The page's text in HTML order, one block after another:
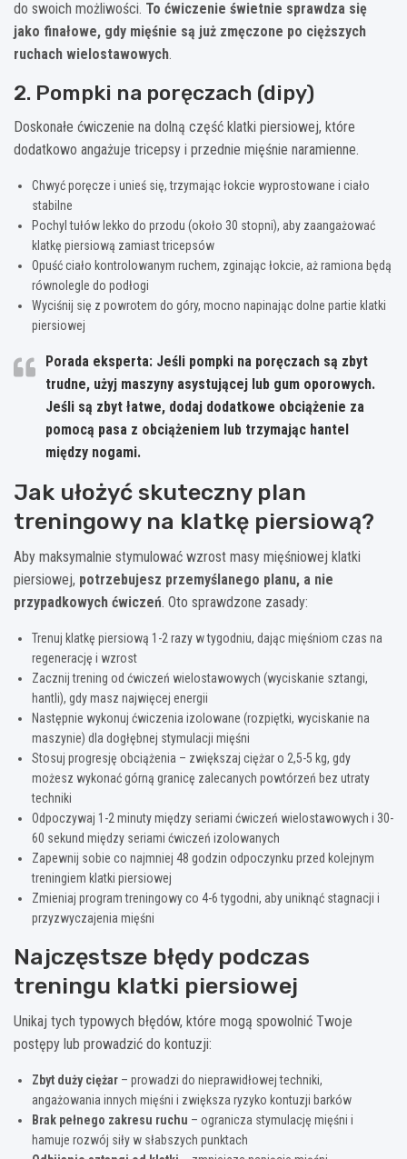
do swoich możliwości. To ćwiczenie świetnie sprawdza się
jako finałowe, gdy mięśnie są już zmęczone po cięższych
ruchach wielostawowych.
2. Pompki na poręczach (dipy)
Doskonałe ćwiczenie na dolną część klatki piersiowej, które
dodatkowo angażuje tricepsy i przednie mięśnie naramienne.
Chwyć poręcze i unieś się, trzymając łokcie wyprostowane i ciało
stabilne
Pochyl tułów lekko do przodu (około 30 stopni), aby zaangażować
klatkę piersiową zamiast tricepsów
Opuść ciało kontrolowanym ruchem, zginając łokcie, aż ramiona będą
równolegle do podłogi
Wyciśnij się z powrotem do góry, mocno napinając dolne partie klatki
piersiowej
Porada eksperta: Jeśli pompki na poręczach są zbyt
trudne, użyj maszyny asystującej lub gum oporowych.
Jeśli są zbyt łatwe, dodaj dodatkowe obciążenie za
pomocą pasa z obciążeniem lub trzymając hantel
między nogami.
Jak ułożyć skuteczny plan
treningowy na klatkę piersiową?
Aby maksymalnie stymulować wzrost masy mięśniowej klatki
piersiowej, potrzebujesz przemyślanego planu, a nie
przypadkowych ćwiczeń. Oto sprawdzone zasady:
Trenuj klatkę piersiową 1-2 razy w tygodniu, dając mięśniom czas na
regenerację i wzrost
Zacznij trening od ćwiczeń wielostawowych (wyciskanie sztangi,
hantli), gdy masz najwięcej energii
Następnie wykonuj ćwiczenia izolowane (rozpiętki, wyciskanie na
maszynie) dla dogłębnej stymulacji mięśni
Stosuj progresję obciążenia – zwiększaj ciężar o 2,5-5 kg, gdy
możesz wykonać górną granicę zalecanych powtórzeń bez utraty
techniki
Odpoczywaj 1-2 minuty między seriami ćwiczeń wielostawowych i 30-
60 sekund między seriami ćwiczeń izolowanych
Zapewnij sobie co najmniej 48 godzin odpoczynku przed kolejnym
treningiem klatki piersiowej
Zmieniaj program treningowy co 4-6 tygodni, aby uniknąć stagnacji i
przyzwyczajenia mięśni
Najczęstsze błędy podczas
treningu klatki piersiowej
Unikaj tych typowych błędów, które mogą spowolnić Twoje
postępy lub prowadzić do kontuzji:
Zbyt duży ciężar – prowadzi do nieprawidłowej techniki,
angażowania innych mięśni i zwiększa ryzyko kontuzji barków
Brak pełnego zakresu ruchu – ogranicza stymulację mięśni i
hamuje rozwój siły w słabszych punktach